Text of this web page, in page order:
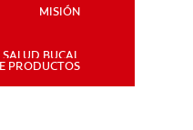
MISIÓN
BUCAL
PRODUCTOS